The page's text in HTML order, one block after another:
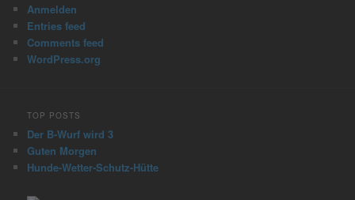
Anmelden
Entries feed
Comments feed
WordPress.org
TOP POSTS
Der B-Wurf wird 3
Guten Morgen
Hunde-Wetter-Schutz-Hütte